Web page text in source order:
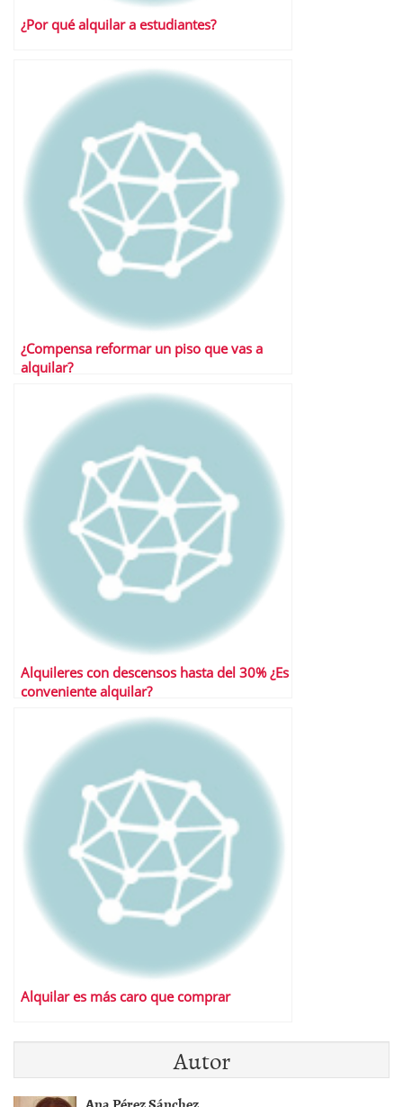
¿Por qué alquilar a estudiantes?
¿Compensa reformar un piso que vas a
alquilar?
Alquileres con descensos hasta del 30% ¿Es
conveniente alquilar?
Alquilar es más caro que comprar
Autor